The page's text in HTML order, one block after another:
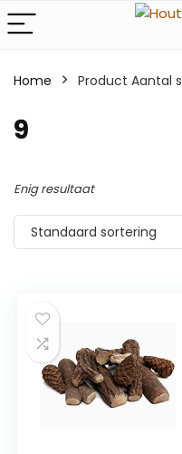
Home Product Aantal
‎9
Enig resultaat
Standaard sortering